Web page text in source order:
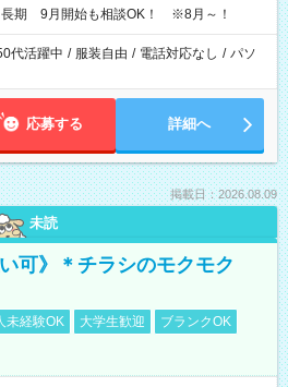
長期 9月開始も相談OK！ ※8月～！
代活躍中 / 服装自由 / 電話対応なし / パソ
応募する 詳細へ
掲載日：2026.08.09
未読
可》＊チラシのモクモク
未経験OK 大学生歓迎
ブランクOK